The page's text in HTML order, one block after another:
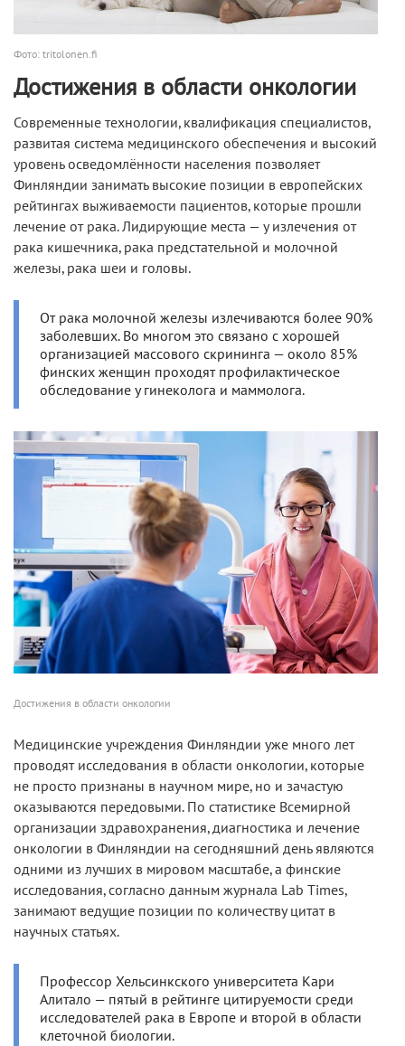
Фото: tritolonen.fi
Достижения в области онкологии
Современные технологии, квалификация специалистов,
развитая система медицинского обеспечения и высокий
уровень осведомлённости населения позволяет
Финляндии занимать высокие позиции в европейских
рейтингах выживаемости пациентов, которые прошли
лечение от рака. Лидирующие места — у излечения от
рака кишечника, рака предстательной и молочной
железы, рака шеи и головы.
От рака молочной железы излечиваются более 90%
заболевших. Во многом это связано с хорошей
организацией массового скрининга — около 85%
финских женщин проходят профилактическое
обследование у гинеколога и маммолога.
Достижения в области онкологии
Медицинские учреждения Финляндии уже много лет
проводят исследования в области онкологии, которые
не просто признаны в научном мире, но и зачастую
оказываются передовыми. По статистике Всемирной
организации здравохранения, диагностика и лечение
онкологии в Финляндии на сегодняшний день являются
одними из лучших в мировом масштабе, а финские
исследования, согласно данным журнала Lab Times,
занимают ведущие позиции по количеству цитат в
научных статьях.
Профессор Хельсинкского университета Кари
Алитало — пятый в рейтинге цитируемости среди
исследователей рака в Европе и второй в области
клеточной биологии.